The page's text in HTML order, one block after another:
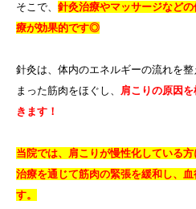
そこで、 針灸治療やマッサージなど
療が効果的です◎
針灸は、体内のエネルギーの流れを
まった筋肉をほぐし、 肩こりの原因
きます！
当院では、肩こりが慢性化している
治療を通じて筋肉の緊張を緩和し、
す。